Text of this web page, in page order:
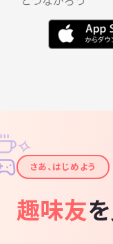
✦
✧
さあ、はじめよう
趣味友